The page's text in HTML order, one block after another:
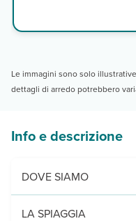
Le immagini sono solo
dettagli di arredo potrebbero
Info e descrizione
DOVE SIAMO
L' hotel Lindos Sun si
LA SPIAGGIA